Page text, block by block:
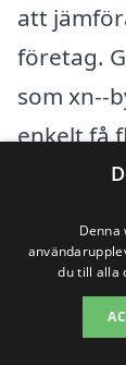
att
företag.
som xn--
enkelt få
fatta ett
får rätt
du till alla